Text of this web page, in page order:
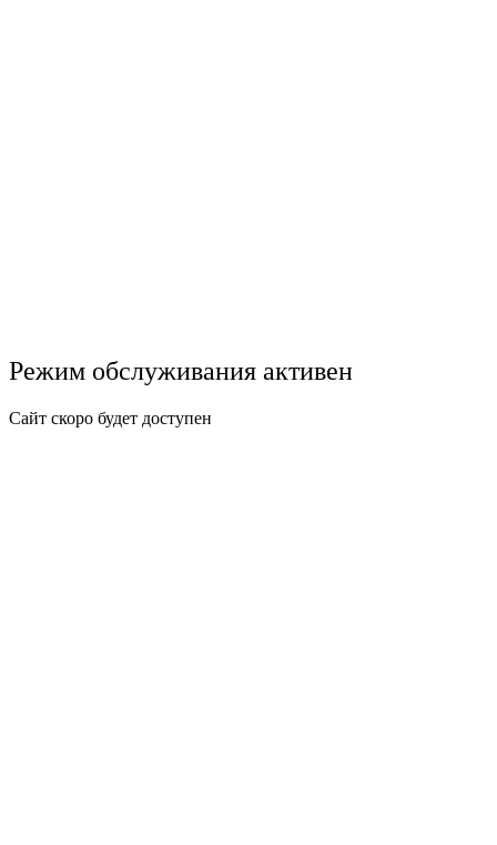
Режим обслуживания активен
Сайт скоро будет доступен